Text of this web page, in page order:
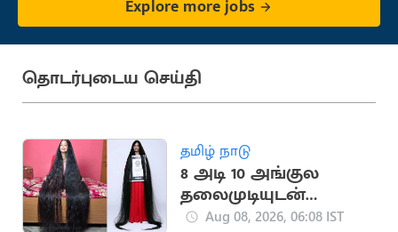
Explore more jobs
தொடர்புடைய செய்தி
தமிழ் நாடு
8 அடி 10 அங்குல
தலைமுடியுடன்
இந்திய பெண்
Aug 08, 2026, 06:08 IST